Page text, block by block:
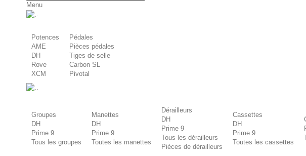
Menu
.
Potences
AME
DH
Rove
XCM
Pédales
Pièces pédales
Tiges de selle
Carbon SL
Pivotal
Groupes
DH
Prime 9
Tous les groupes
Manettes
DH
Prime 9
Toutes les manettes
Dérailleurs
DH
Prime 9
Tous les dérailleurs
Pièces de dérailleurs
Cassettes
DH
Prime 9
Toutes les cassettes